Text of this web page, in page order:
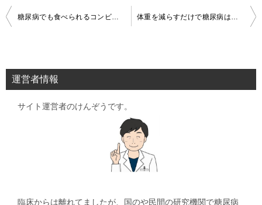
投
ビ
ゲ
運営者情報
サイト運営者のけんぞうです。
臨床からは離れてましたが、国のや民間の研究機関で糖尿病